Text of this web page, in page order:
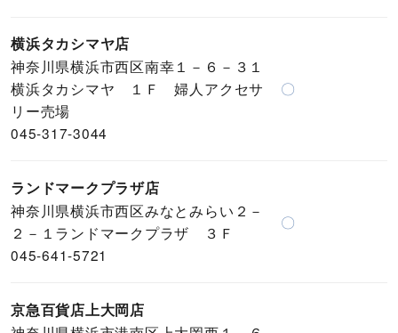
横浜タカシマヤ店
神奈川県横浜市西区南幸１－６－３１
横浜タカシマヤ １Ｆ 婦人アクセサ
リー売場
045-317-3044
〇
ランドマークプラザ店
神奈川県横浜市西区みなとみらい２－
２－１ランドマークプラザ ３Ｆ
045-641-5721
〇
京急百貨店上大岡店